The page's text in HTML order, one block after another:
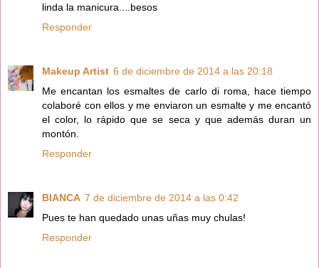
linda la manicura....besos
Responder
Makeup Artist 6 de diciembre de 2014 a las 20:18
Me encantan los esmaltes de carlo di roma, hace tiempo
colaboré con ellos y me enviaron un esmalte y me encantó
el color, lo rápido que se seca y que además duran un
montón.
Responder
BIANCA 7 de diciembre de 2014 a las 0:42
Pues te han quedado unas uñas muy chulas!
Responder